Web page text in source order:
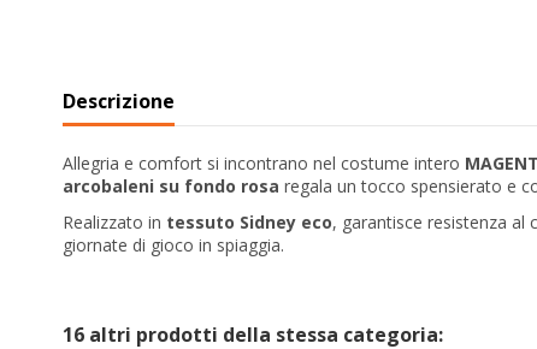
Descrizione
Allegria e comfort si incontrano nel costume intero
arcobaleni su fondo rosa regala un tocco spensierato e
Realizzato in tessuto Sidney eco, garantisce resistenza al
giornate di gioco in spiaggia.
16 altri prodotti della stessa categoria: